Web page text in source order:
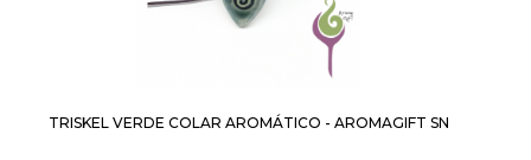
TRISKEL VERDE COLAR AROMÁTICO - AROMAGIFT SN